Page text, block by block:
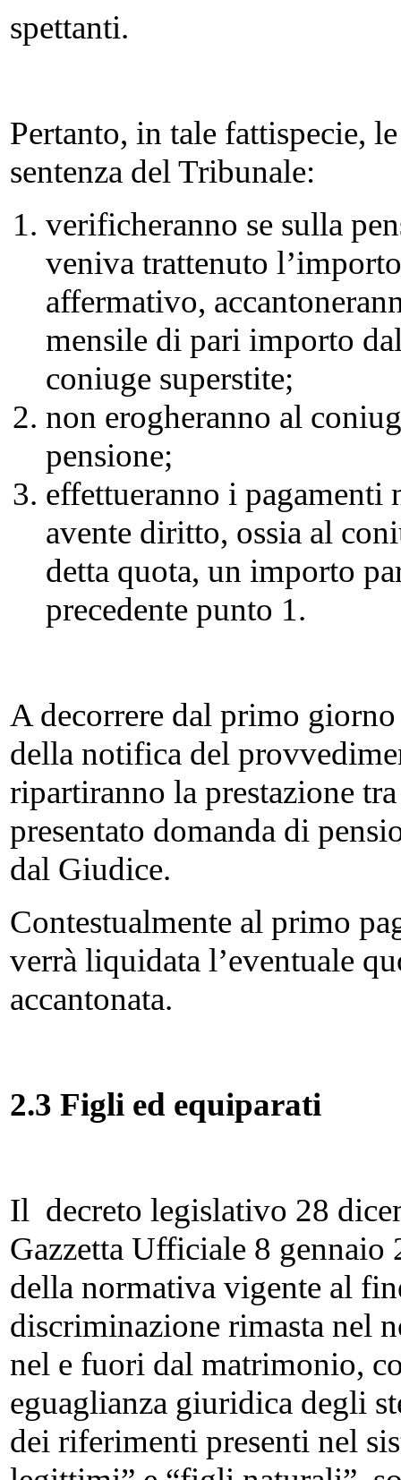
spettanti.
Pertanto, in tale fattispecie,
sentenza del Tribunale:
verificheranno se sulla
veniva trattenuto
affermativo,
mensile di pari importo
coniuge superstite;
non erogheranno al
pensione;
effettueranno i pagamenti
avente diritto, ossia al
detta quota, un importo
precedente punto 1.
A decorrere dal primo
della notifica del
ripartiranno la prestazione
presentato domanda di
dal Giudice.
Contestualmente al primo
verrà liquidata l’eventuale
accantonata.
2.3 Figli ed equiparati
Il decreto legislativo 28
Gazzetta Ufficiale 8
della normativa vigente al
discriminazione rimasta nel
nel e fuori dal matrimonio,
eguaglianza giuridica degli
dei riferimenti presenti nel